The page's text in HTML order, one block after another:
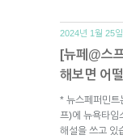
2024년 1월 25일.
[뉴페@스
해보면 어
* 뉴스페퍼민트
프)에 뉴욕타임
해설을 쓰고 있